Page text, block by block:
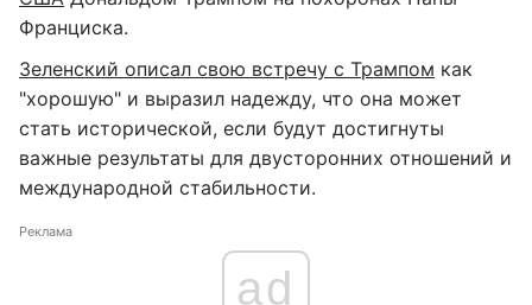
Франциска.
Зеленский описал свою встречу с Трампом как
"хорошую" и выразил надежду, что она может
стать исторической, если будут достигнуты
важные результаты для двусторонних отношений и
международной стабильности.
Реклама
ad